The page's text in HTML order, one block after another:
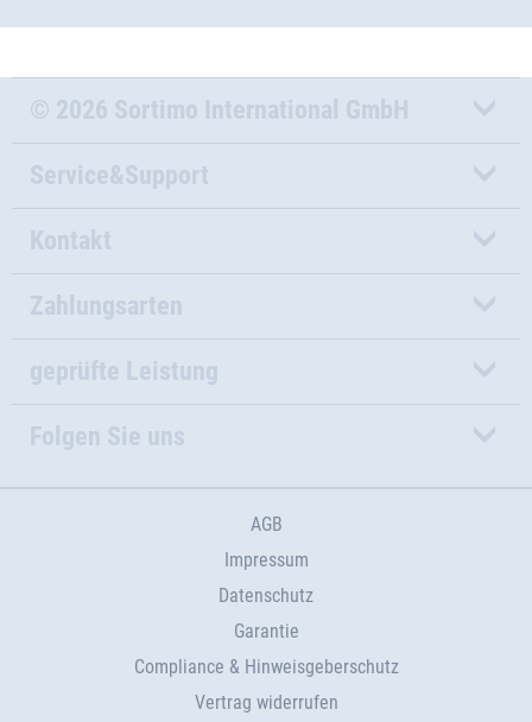
© 2026 Sortimo International GmbH
Service&Support
Kontakt
Zahlungsarten
geprüfte Leistung
Folgen Sie uns
AGB
Impressum
Datenschutz
Garantie
Compliance & Hinweisgeberschutz
Vertrag widerrufen